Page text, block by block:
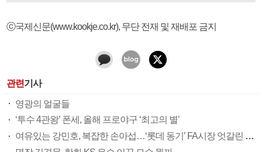
ⓒ국제신문(www.kookje.co.kr), 무단 전재 및 재배포 금지
관련기사
영광의 얼굴들
‘투수 4관왕’ 폰세, 올해 프로야구 ‘최고의 별’
여유있는 강민호, 복잡한 손아섭…‘롯데 동기’ FA시장 엇갈린 희비